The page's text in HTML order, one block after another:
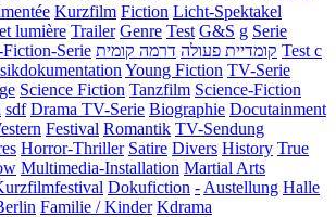
Kurzfilm Fiction Licht-Spektakel
lumière Trailer Genre Test G&S g Serie
Serie קומדיית פעולה דרמה קומית
Test c
Young Fiction TV-Serie
Science Fiction Tanzfilm Science-Fiction
sdf Drama TV-Serie Biographie Docutainment
Festival Romantik TV-Sendung
Horror-Thriller Satire Divers History True
Multimedia-Installation Martial Arts
Dokufiction - Austellung Halle
Familie / Kinder Kdrama